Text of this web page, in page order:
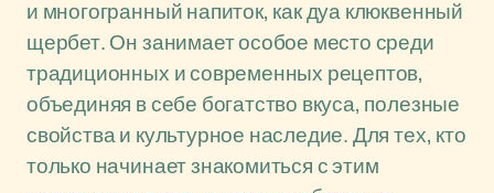
и многогранный напиток, как дуа клюквенный
щербет. Он занимает особое место среди
традиционных и современных рецептов,
объединяя в себе богатство вкуса, полезные
свойства и культурное наследие. Для тех, кто
только начинает знакомиться с этим